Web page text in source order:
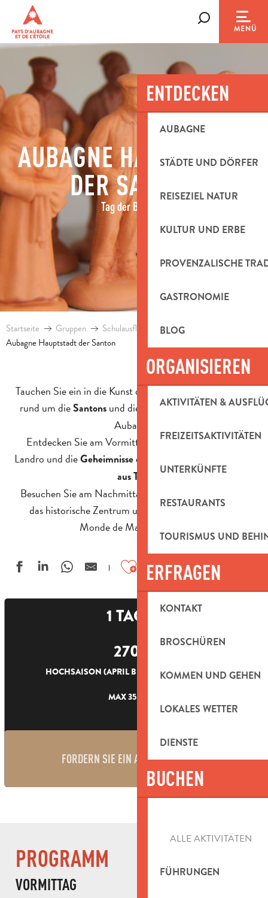
contenu
principal
MENÜ
ENTDECKEN
AUBAGNE
STÄDTE UND DÖRFER
REISEZIEL NATUR
KULTUR UND ERBE
PROVENZALISCHE
GASTRONOMIE
BLOG
ORGANISIEREN
AKTIVITÄTEN &
FREIZEITSAKTIVITÄTEN
UNTERKÜNFTE
RESTAURANTS
TOURISMUS UND
ERFRAGEN
KONTAKT
BROSCHÜREN
KOMMEN UND GEHEN
LOKALES WETTER
DIENSTE
BUCHEN
ALLE AKTIVITÄTEN
FÜHRUNGEN
AUBAGNE HAUPTSTADT
DER SANTON
Tag der Besuche
Startseite Gruppen
Schulausflüge nach Aubagne
Aubagne Hauptstadt der Santon
Tauchen Sie ein in die Kunst der Provence mit einem Tag
rund um dieSantons und die Welt von Marcel Pagnolin
Aubagne.
Entdecken Sie am Vormittag das Atelier Maryse Di
Landro und dieGeheimnisse der Herstellung von Santons
aus Ton
Besuchen Sie am Nachmittag das Village des Santons,
das historische Zentrum und das Museum Le Petit
Monde de Marcel Pagnol.
Ajouter aux favoris
1 TAGES
270
HOCHSAISON (APRIL BIS SEPTEMBER): 290 €.
MAX 35 PERS.
FORDERN SIE EIN ANGEBOT AN
PROGRAMM
VORMITTAG